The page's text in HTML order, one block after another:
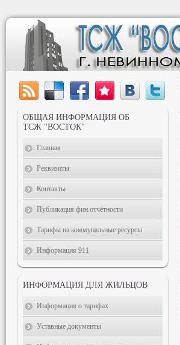
ОБЩАЯ ИНФОРМАЦИЯ ОБ
ТСЖ "ВОСТОК"
Главная
Реквизиты
Контакты
Публикация фин.отчётности
Тарифы на коммунальные ресурсы
Информация 911
ИНФОРМАЦИЯ ДЛЯ ЖИЛЬЦОВ
Информация о тарифах
Уставные документы